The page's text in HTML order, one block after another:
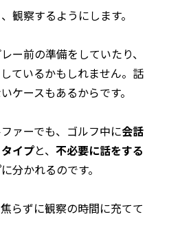
観察するようにします。
ー前の準備をしていたり、
ているかもしれません。話
ケースもあるからです。
ァーでも、ゴルフ中に会話
イプと、 不必要に話をする
に分かれるのです。
らずに観察の時間に充てて